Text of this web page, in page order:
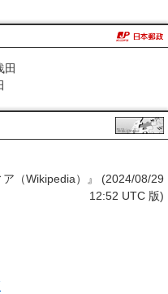
田
（Wikipedia）』 (2024/08/29
12:52 UTC 版)